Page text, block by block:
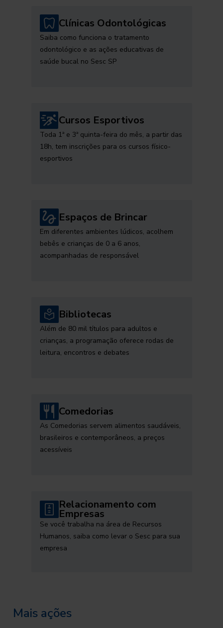
Clínicas Odontológicas
Saiba como funciona o tratamento
odontológico e as ações educativas de
saúde bucal no Sesc SP
Cursos Esportivos
Toda 1ª e 3ª quinta-feira do mês, a partir das
18h, tem inscrições para os cursos físico-
esportivos
Espaços de Brincar
Em diferentes ambientes lúdicos, acolhem
bebês e crianças de 0 a 6 anos,
acompanhadas de responsável
Bibliotecas
Além de 80 mil títulos para adultos e
crianças, a programação oferece rodas de
leitura, encontros e debates
Comedorias
As Comedorias servem alimentos saudáveis,
brasileiros e contemporâneos, a preços
acessíveis
Relacionamento com
Empresas
Se você trabalha na área de Recursos
Humanos, saiba como levar o Sesc para sua
empresa
Mais ações